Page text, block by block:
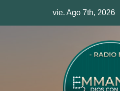
vie. Ago 7th, 2026